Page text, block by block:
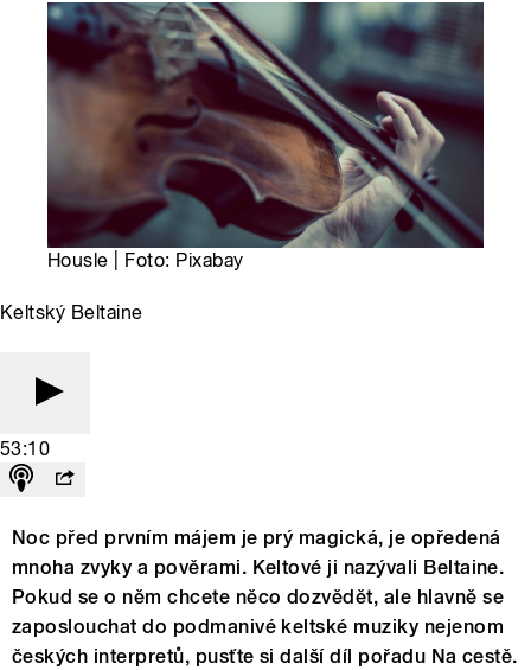
Housle | Foto: Pixabay
Keltský Beltaine
53:10
Noc před prvním májem je prý magická, je opředená
mnoha zvyky a pověrami. Keltové ji nazývali Beltaine.
Pokud se o něm chcete něco dozvědět, ale hlavně se
zaposlouchat do podmanivé keltské muziky nejenom
českých interpretů, pusťte si další díl pořadu Na cestě.